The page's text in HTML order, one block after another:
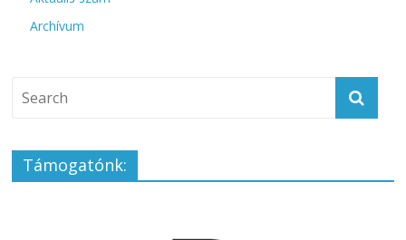
Archívum
Támogatónk: